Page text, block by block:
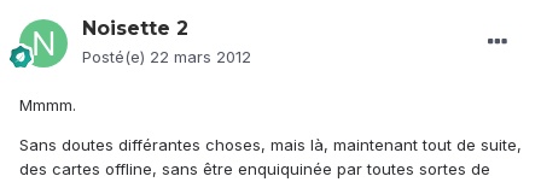
Noisette 2
Posté(e) 22 mars 2012
Mmmm.
Sans doutes différantes choses, mais là, maintenant tout de suite,
des cartes offline, sans être enquiquinée par toutes sortes de